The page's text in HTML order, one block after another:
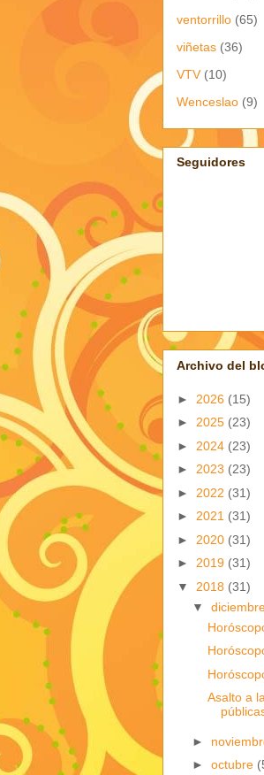
ventorrillo (65)
viñetas (36)
VTV (10)
Wenceslao (9)
Seguidores
Archivo del
► 2026 (15)
► 2025 (23)
► 2024 (23)
► 2023 (23)
► 2022 (31)
► 2021 (31)
► 2020 (31)
► 2019 (31)
▼ 2018 (31)
▼
Asalto a
►
► octubre